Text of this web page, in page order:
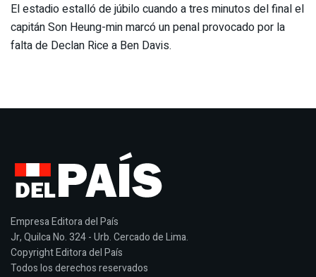
El estadio estalló de júbilo cuando a tres minutos del final el
capitán Son Heung-min marcó un penal provocado por la
falta de Declan Rice a Ben Davis.
Empresa Editora del País
Jr, Quilca No. 324 - Urb. Cercado de Lima.
Copyright Editora del País
Todos los derechos reservados